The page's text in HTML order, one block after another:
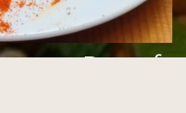
ou Boeuf